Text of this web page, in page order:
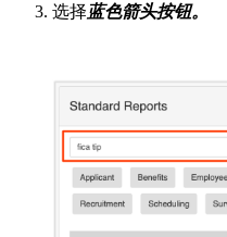
选择蓝色箭头按钮。